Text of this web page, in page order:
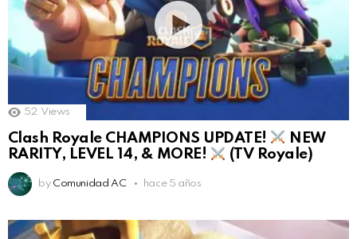
52 Views
Clash Royale CHAMPIONS UPDATE!
NEW
RARITY, LEVEL 14, & MORE!
(TV Royale)
by Comunidad AC hace 5 años